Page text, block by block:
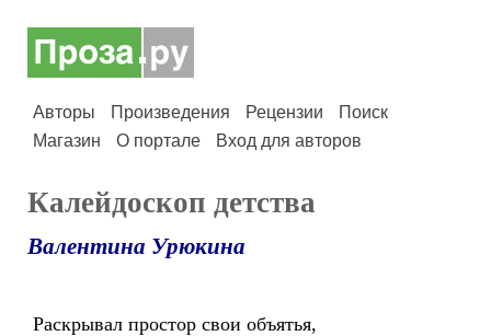
Авторы Произведения Рецензии
Поиск
Магазин
О портале Вход для авторов
Калейдоскоп детства
Валентина Урюкина
Раскрывал простор свои объятья,